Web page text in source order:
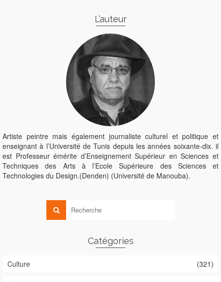
L’auteur
Artiste peintre mais également journaliste culturel et politique et
enseignant à l’Université de Tunis depuis les années soixante-dix. il
est Professeur émérite d’Enseignement Supérieur en Sciences et
Techniques des Arts à l’Ecole Supérieure des Sciences et
Technologies du Design.(Denden) (Université de Manouba).
Catégories
Culture (321)